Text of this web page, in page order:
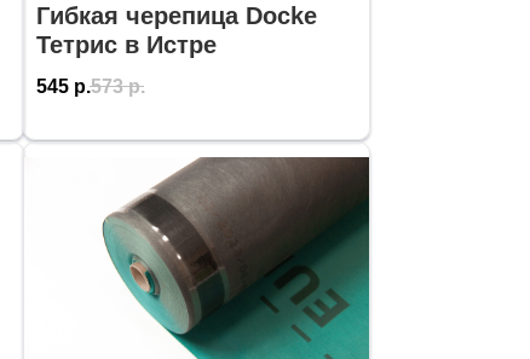
Гибкая черепица Docke
Тетрис в Истре
545 р.573 р.